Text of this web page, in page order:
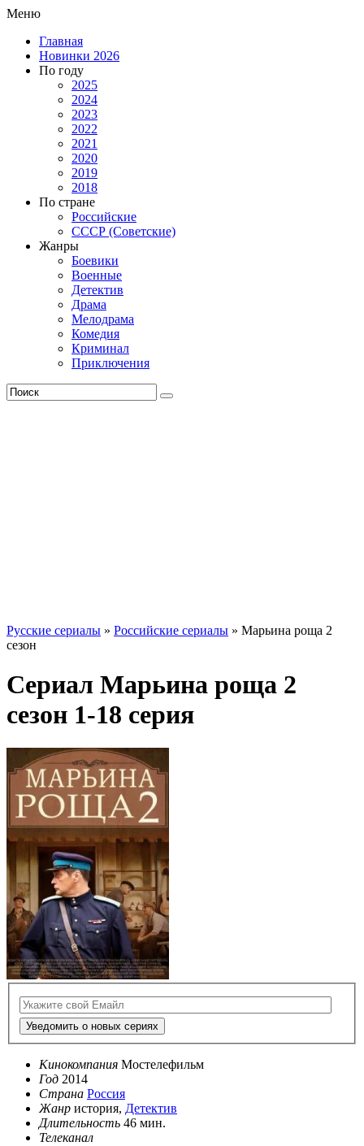
Меню
Главная
Новинки 2026
По году
2025
2024
2023
2022
2021
2020
2019
2018
По стране
Российские
СССР (Советские)
Жанры
Боевики
Военные
Детектив
Драма
Мелодрама
Комедия
Криминал
Приключения
Русские сериалы » Российские сериалы » Марьина роща 2
сезон
Сериал Марьина роща 2
сезон 1-18 серия
Уведомить о новых сериях
Кинокомпания Мостелефильм
Год 2014
Страна Россия
Жанр история, Детектив
Длительность 46 мин.
Телеканал